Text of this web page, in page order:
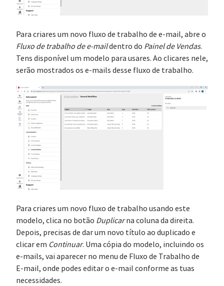
Para criares um novo fluxo de trabalho de e-mail, abre o
Fluxo de trabalho de e-maildentro do Painel de Vendas.
Tens disponível um modelo para usares. Ao clicares nele,
serão mostrados os e-mails desse fluxo de trabalho.
Para criares um novo fluxo de trabalho usando este
modelo, clica no botão Duplicarna coluna da direita.
Depois, precisas de dar um novo título ao duplicado e
clicar em Continuar. Uma cópia do modelo, incluindo os
e-mails, vai aparecer no menu de Fluxo de Trabalho de
E-mail, onde podes editar o e-mail conforme as tuas
necessidades.